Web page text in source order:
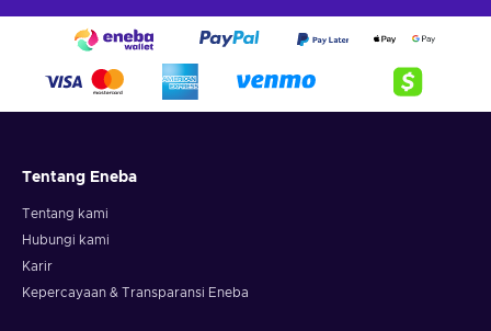
Tentang Eneba
Tentang kami
Hubungi kami
Karir
Kepercayaan & Transparansi Eneba